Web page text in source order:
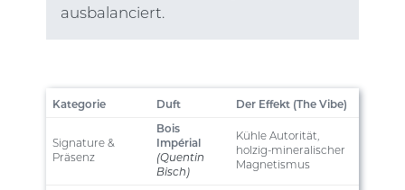
ausbalanciert.
Kategorie Duft Der Effekt (The Vibe)
Signature &
Präsenz
Bois
Impérial
(Quentin
Bisch)
Kühle Autorität,
holzig-mineralischer
Magnetismus